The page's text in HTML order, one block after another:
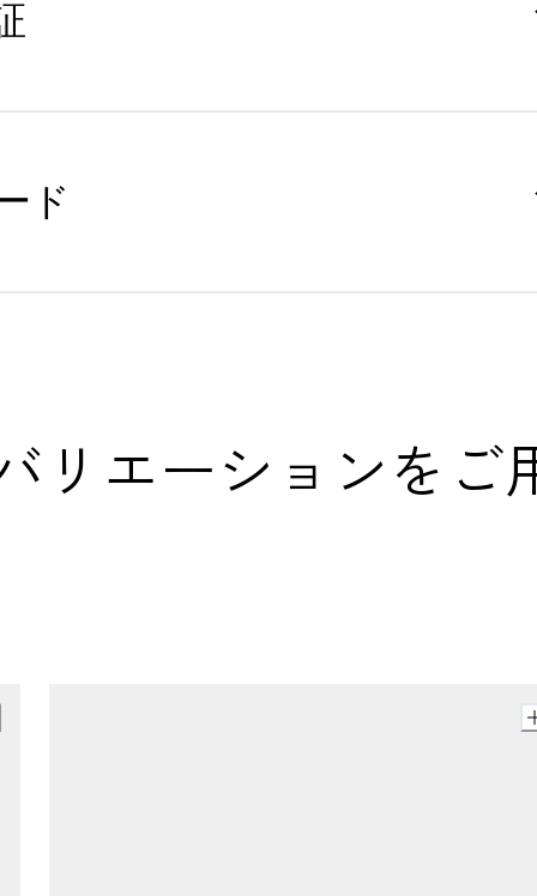
ド
リエーションをご